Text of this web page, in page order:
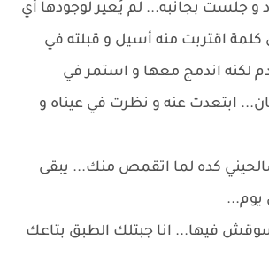
و جلست بجانبه... لم يُعير لوجودها أي
كلمة اقتربت منه أسيل و قبلته في
لكنه اندمج معها و استمر في
ابتعدت عنه و نظرت في عيناه و
كده لما اتقمص منك... يبقى
فيها... انا جبتلك الطبق بتاعك